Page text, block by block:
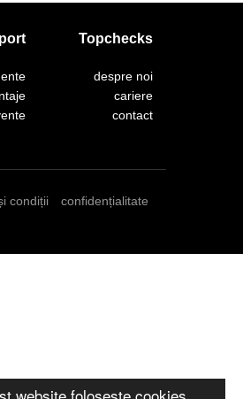
Topchecks
despre noi
cariere
contact
condiții confidențialitate